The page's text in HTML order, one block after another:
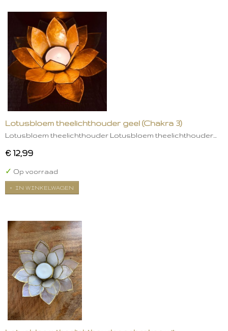
Lotusbloem theelichthouder geel (Chakra 3)
Lotusbloem theelichthouder Lotusbloem theelichthouder…
€ 12,99
✓ Op voorraad
IN WINKELWAGEN